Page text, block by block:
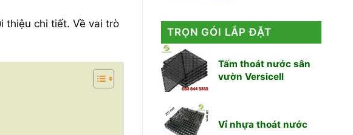
thiệu chi tiết. Về vai trò
TRỌN GÓI LẮP ĐẶT
Tấm thoát nước sân
vườn Versicell
Vỉ nhựa thoát nước